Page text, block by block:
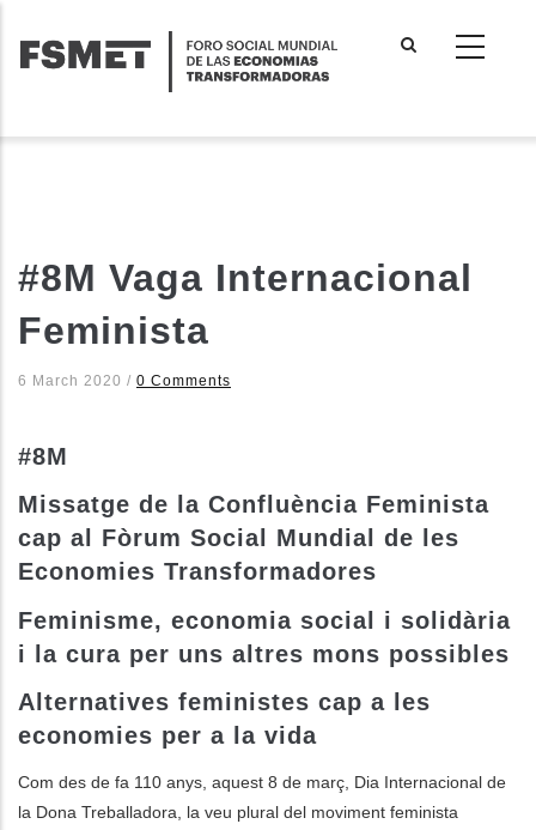
contenido
de acciones
#8M Vaga Internacional
Feminista
6 March 2020 / 0 Comments
#8M
Missatge de la Confluència Feminista
cap al Fòrum Social Mundial de les
Economies Transformadores
Feminisme, economia social i solidària
i la cura per uns altres mons possibles
Alternatives feministes cap a les
economies per a la vida
Com des de fa 110 anys, aquest 8 de març, Dia Internacional de
la Dona Treballadora, la veu plural del moviment feminista